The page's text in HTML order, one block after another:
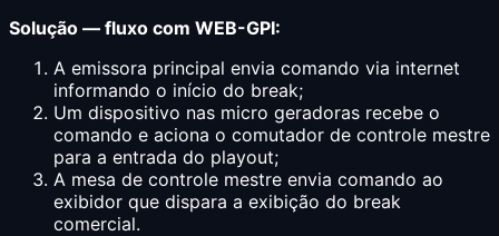
Solução — fluxo com WEB-GPI:
A emissora principal envia comando via internet
informando o início do break;
Um dispositivo nas micro geradoras recebe o
comando e aciona o comutador de controle mestre
para a entrada do playout;
A mesa de controle mestre envia comando ao
exibidor que dispara a exibição do break
comercial.